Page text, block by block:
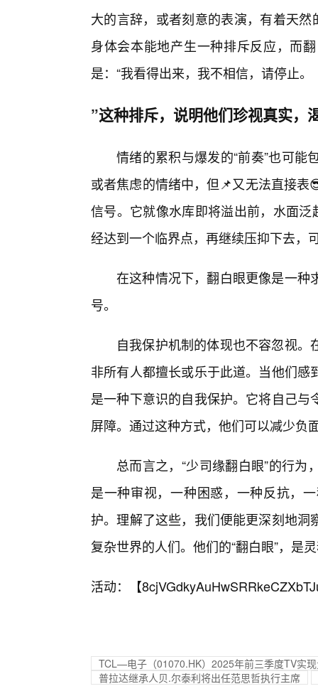
大的言辞，或者刻意的表演，有着天
身体会本能地产生一种排斥反应，而
是：“我看得出来，我不相信，请停止。
”这种排斥，说明他们珍视真实，
情绪的累积与爆发的“前奏”也可
或者焦虑的情绪中，但📌又无法直接
信号。它就像水库即将溢出前，水面
经达到一个临界点，再继续压抑下去，
在这种情况下，翻白眼更像是一种
号。
自我保护机制的体现也不容忽视
非所有人都擅长或乐于此道。当他们
是一种下意识的自我保护。它将自己
屏障。通过这种方式，他们可以减少负
总而言之，“少司缘翻白眼”的行
是一种审视，一种困惑，一种反抗，
护。理解了这些，我们便能更深刻地
复杂世界的人们。他们的“翻白眼”，是
活动：【
TCL—电子（01070.HK）2025年前三季度TV实
普拉达继承人贝.尔泰利将出任范思哲执行主席